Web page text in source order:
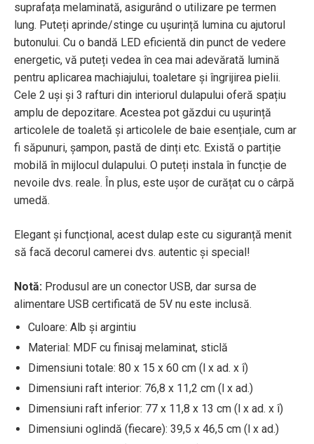
suprafața melaminată, asigurând o utilizare pe termen
lung. Puteți aprinde/stinge cu ușurință lumina cu ajutorul
butonului. Cu o bandă LED eficientă din punct de vedere
energetic, vă puteți vedea în cea mai adevărată lumină
pentru aplicarea machiajului, toaletare și îngrijirea pielii.
Cele 2 uși și 3 rafturi din interiorul dulapului oferă spațiu
amplu de depozitare. Acestea pot găzdui cu ușurință
articolele de toaletă și articolele de baie esențiale, cum ar
fi săpunuri, șampon, pastă de dinți etc. Există o partiție
mobilă în mijlocul dulapului. O puteți instala în funcție de
nevoile dvs. reale. În plus, este ușor de curățat cu o cârpă
umedă.
Elegant și funcțional, acest dulap este cu siguranță menit
să facă decorul camerei dvs. autentic și special!
Notă: Produsul are un conector USB, dar sursa de
alimentare USB certificată de 5V nu este inclusă.
Culoare: Alb și argintiu
Material: MDF cu finisaj melaminat, sticlă
Dimensiuni totale: 80 x 15 x 60 cm (l x ad. x î)
Dimensiuni raft interior: 76,8 x 11,2 cm (l x ad.)
Dimensiuni raft inferior: 77 x 11,8 x 13 cm (l x ad. x î)
Dimensiuni oglindă (fiecare): 39,5 x 46,5 cm (l x ad.)